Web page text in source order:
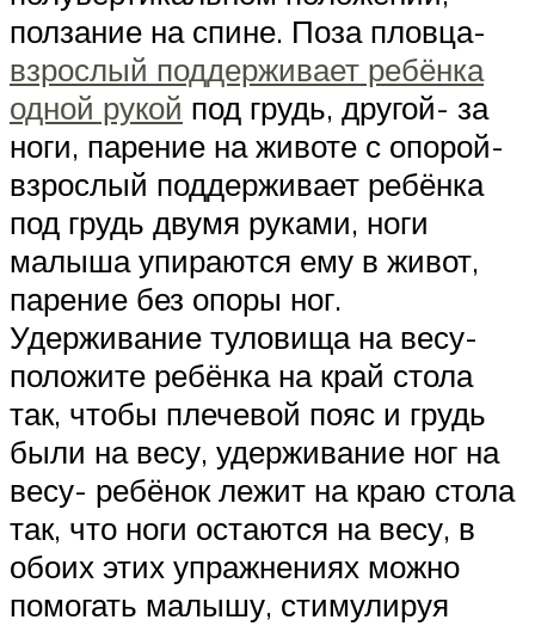
ползание на спине. Поза пловца-
взрослый поддерживает ребёнка
одной рукой под грудь, другой- за
ноги, парение на животе с опорой-
взрослый поддерживает ребёнка
под грудь двумя руками, ноги
малыша упираются ему в живот,
парение без опоры ног.
Удерживание туловища на весу-
положите ребёнка на край стола
так, чтобы плечевой пояс и грудь
были на весу, удерживание ног на
весу- ребёнок лежит на краю стола
так, что ноги остаются на весу, в
обоих этих упражнениях можно
помогать малышу, стимулируя